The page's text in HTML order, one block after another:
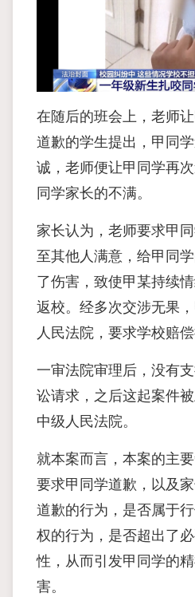
在随后的班会上，老师
道歉的学生提出，甲同
诚，老师便让甲同学再
同学家长的不满。
家长认为，老师要求甲
至其他人满意，给甲同
了伤害，致使甲某持续
返校。经多次交涉无果
人民法院，要求学校赔
一审法院审理后，没有
讼请求，之后这起案件
中级人民法院。
就本案而言，本案的主
要求甲同学道歉，以及
道歉的行为，是否属于
权的行为，是否超出了
性，从而引发甲同学的
害。